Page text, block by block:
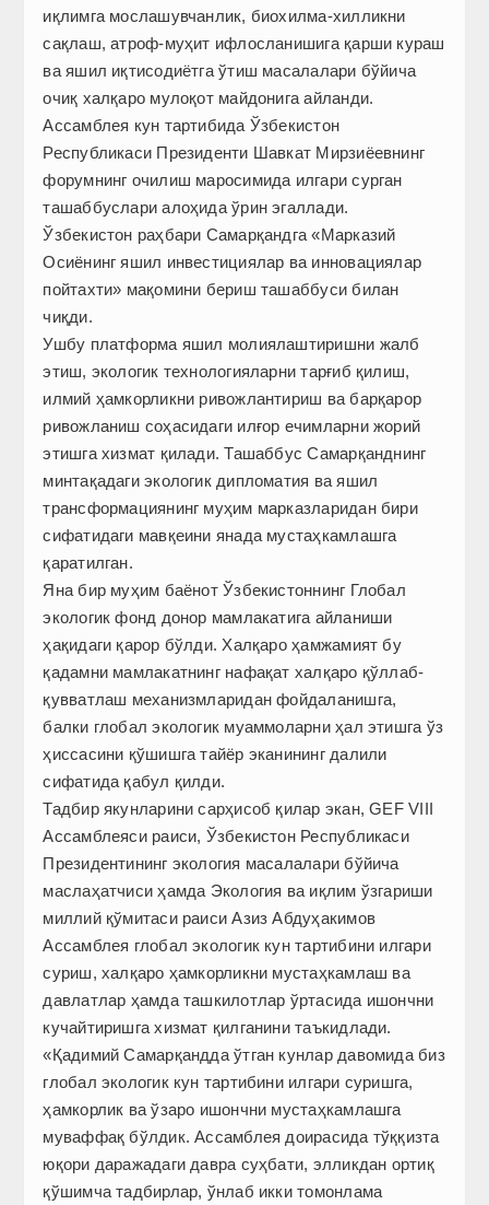
иқлимга мослашувчанлик, биохилма-хилликни
сақлаш, атроф-муҳит ифлосланишига қарши кураш
ва яшил иқтисодиётга ўтиш масалалари бўйича
очиқ халқаро мулоқот майдонига айланди.
Ассамблея кун тартибида Ўзбекистон
Республикаси Президенти Шавкат Мирзиёев­нинг
форумнинг очилиш маросимида илгари сурган
ташаббуслари алоҳида ўрин эгаллади.
Ўзбекистон раҳбари Самарқандга «Марказий
Осиёнинг яшил инвестициялар ва инновациялар
пойтахти» мақомини бериш ташаббуси билан
чиқди.
Ушбу платформа яшил молиялаштиришни жалб
этиш, экологик технологияларни тарғиб қилиш,
илмий ҳамкорликни ривожлантириш ва барқарор
ривожланиш соҳасидаги илғор ечимларни жорий
этишга хизмат қилади. Ташаббус Самарқанднинг
минтақадаги экологик дипломатия ва яшил
трансформациянинг муҳим марказларидан бири
сифатидаги мавқеини янада мус­таҳкамлашга
қаратилган.
Яна бир муҳим баёнот Ўзбекистоннинг Глобал
экологик фонд донор мамлакатига айланиши
ҳақидаги қарор бўлди. Халқаро ҳамжамият бу
қадамни мамлакатнинг нафақат халқаро қўллаб-
қувватлаш механизмларидан фойдаланишга,
балки глобал экологик муаммоларни ҳал этишга ўз
ҳиссасини қўшишга тайёр эканининг далили
сифатида қабул қилди.
Тадбир якунларини сарҳисоб қилар экан, GEF VIII
Ассамблеяси раиси, Ўзбекистон Республикаси
Президентининг экология масалалари бўйича
маслаҳатчиси ҳамда Экология ва иқлим ўзгариши
миллий қўмитаси раиси Азиз Абдуҳакимов
Ассамблея глобал экологик кун тартибини илгари
суриш, халқаро ҳамкорликни мустаҳкамлаш ва
давлатлар ҳамда ташкилотлар ўртасида ишончни
кучайтиришга хизмат қилганини таъкидлади.
«Қадимий Самарқандда ўтган кунлар давомида биз
глобал экологик кун тартибини илгари суришга,
ҳамкорлик ва ўзаро ишончни мустаҳкамлашга
муваффақ бўлдик. Ассамблея доирасида тўққизта
юқори даражадаги давра суҳбати, элликдан ортиқ
қўшимча тадбирлар, ўнлаб икки томонлама